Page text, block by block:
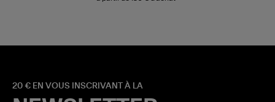
20 € EN VOUS INSCRIVANT À LA